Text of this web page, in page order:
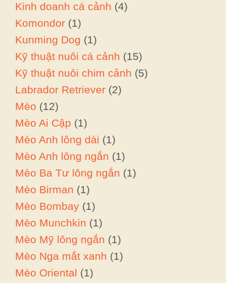
Kinh doanh cá cảnh (4)
Komondor (1)
Kunming Dog (1)
Kỹ thuật nuôi cá cảnh (15)
Kỹ thuật nuôi chim cảnh (5)
Labrador Retriever (2)
Mèo (12)
Mèo Ai Cập (1)
Mèo Anh lông dài (1)
Mèo Anh lông ngắn (1)
Mèo Ba Tư lông ngắn (1)
Mèo Birman (1)
Mèo Bombay (1)
Mèo Munchkin (1)
Mèo Mỹ lông ngắn (1)
Mèo Nga mắt xanh (1)
Mèo Oriental (1)